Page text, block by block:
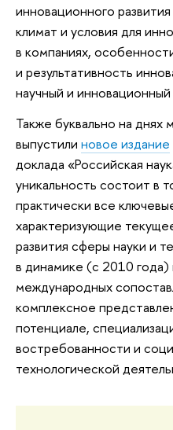
инновационного
климат и условия для
в компаниях,
и результативность
научный и
Также буквально на днях
выпустили новое издание
доклада «Российская
уникальность состоит в
практически все
характеризующие
развития сферы науки и
в динамике (с 2010
международных
комплексное
потенциале,
востребованности и
технологической